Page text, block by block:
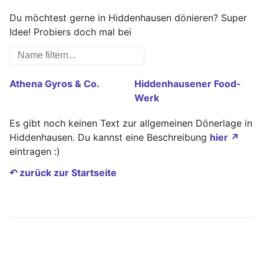
Du möchtest gerne in Hiddenhausen dönieren? Super
Idee! Probiers doch mal bei
Athena Gyros & Co.
Hiddenhausener Food-
Werk
Es gibt noch keinen Text zur allgemeinen Dönerlage in
Hiddenhausen. Du kannst eine Beschreibung hier ↗
eintragen :)
↶ zurück zur Startseite